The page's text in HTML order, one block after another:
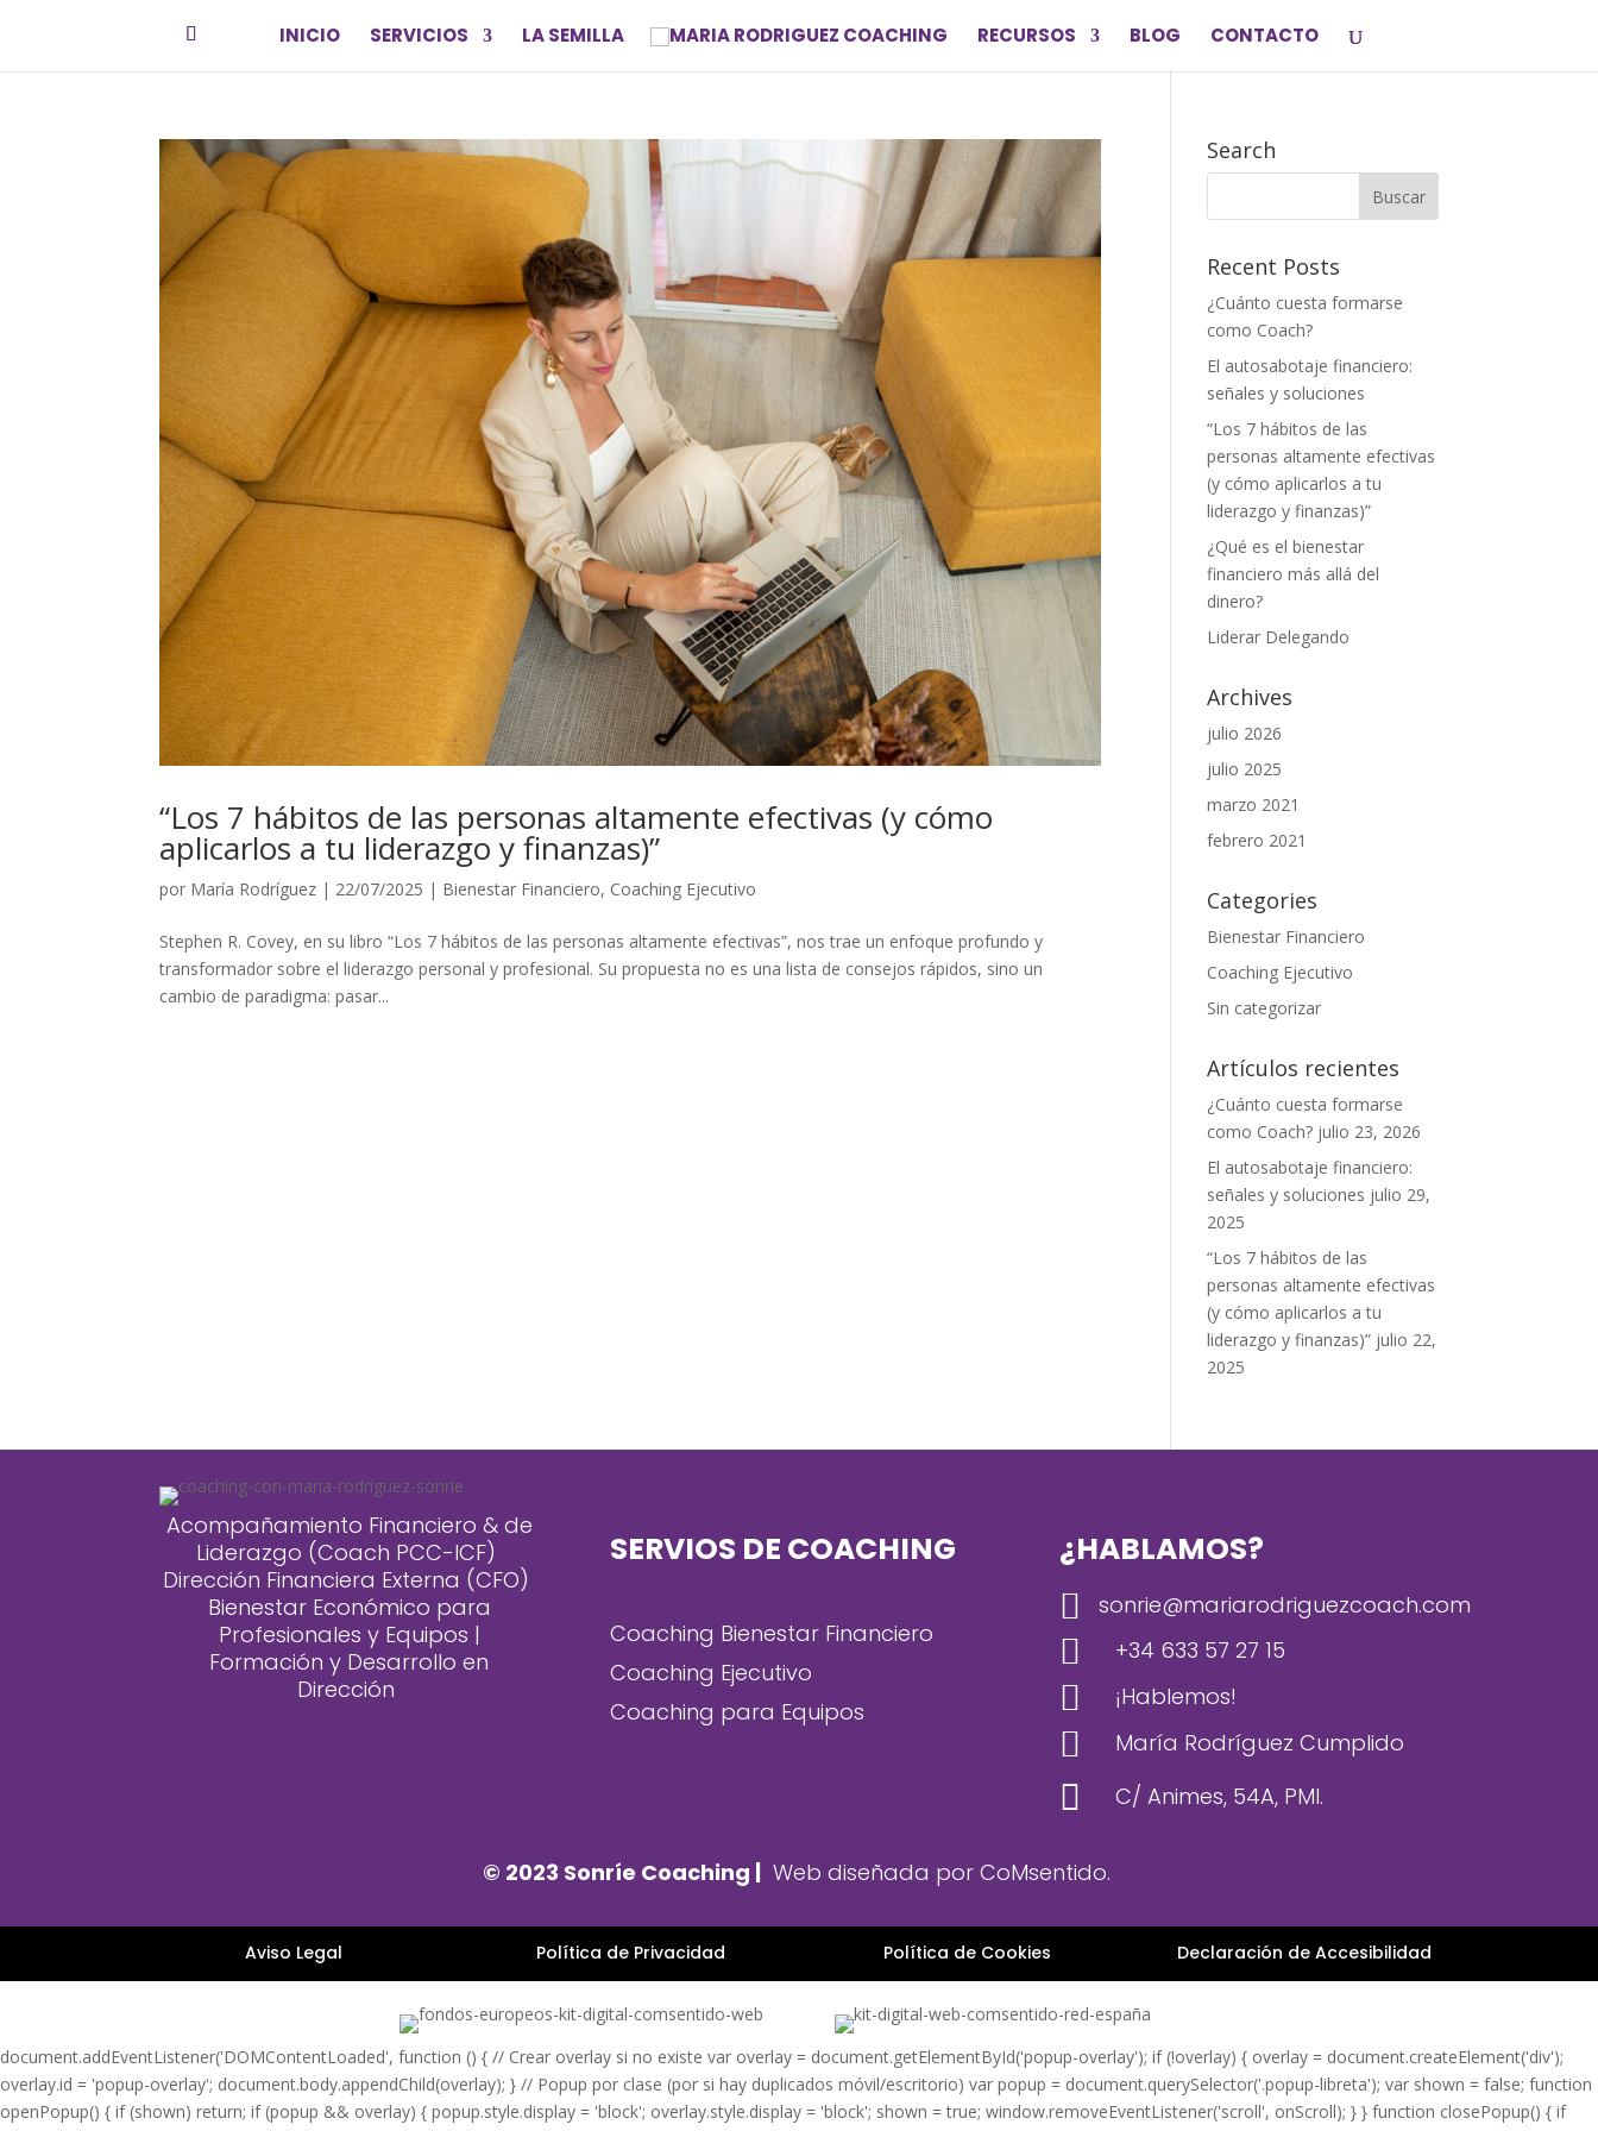
INICIO SERVICIOS LA SEMILLA RECURSOS BLOG CONTACTO
“Los 7 hábitos de las personas altamente efectivas (y cómo
aplicarlos a tu liderazgo y finanzas)”
por María Rodríguez | 22/07/2025 | Bienestar Financiero, Coaching Ejecutivo
Stephen R. Covey, en su libro “Los 7 hábitos de las personas altamente efectivas”, nos trae un enfoque profundo y
transformador sobre el liderazgo personal y profesional. Su propuesta no es una lista de consejos rápidos, sino un
cambio de paradigma: pasar...
Search
Recent Posts
¿Cuánto cuesta formarse
como Coach?
El autosabotaje financiero:
señales y soluciones
“Los 7 hábitos de las
personas altamente efectivas
(y cómo aplicarlos a tu
liderazgo y finanzas)”
¿Qué es el bienestar
financiero más allá del
dinero?
Liderar Delegando
Archives
julio 2026
julio 2025
marzo 2021
febrero 2021
Categories
Bienestar Financiero
Coaching Ejecutivo
Sin categorizar
Artículos recientes
¿Cuánto cuesta formarse
como Coach? julio 23, 2026
El autosabotaje financiero:
señales y soluciones julio 29,
2025
“Los 7 hábitos de las
personas altamente efectivas
(y cómo aplicarlos a tu
liderazgo y finanzas)” julio 22,
2025
Acompañamiento Financiero & de
Liderazgo (Coach PCC-ICF)
Dirección Financiera Externa (CFO)
Bienestar Económico para
Profesionales y Equipos |
Formación y Desarrollo en
Dirección
SERVIOS DE COACHING
Coaching Bienestar Financiero
Coaching Ejecutivo
Coaching para Equipos
¿HABLAMOS?
 sonrie@mariarodriguezcoach.com
 +34 633 57 27 15
 ¡Hablemos!
 María Rodríguez Cumplido
 C/ Animes, 54A, PMI.
© 2023 Sonríe Coaching | Web diseñada por CoMsentido.
Aviso Legal Política de Privacidad Política de Cookies Declaración de Accesibilidad
document.addEventListener('DOMContentLoaded', function () { // Crear overlay si no existe var overlay = document.getElementById('popup-overlay'); if (!overlay) { overlay = document.createElement('div');
overlay.id = 'popup-overlay'; document.body.appendChild(overlay); } // Popup por clase (por si hay duplicados móvil/escritorio) var popup = document.querySelector('.popup-libreta'); var shown = false; function
openPopup() { if (shown) return; if (popup && overlay) { popup.style.display = 'block'; overlay.style.display = 'block'; shown = true; window.removeEventListener('scroll', onScroll); } } function closePopup() { if